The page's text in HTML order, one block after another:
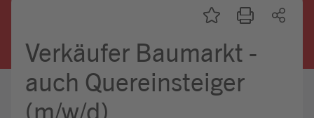
Mein Kandidat:innenprofil
Verkäufer Baumarkt -
auch Quereinsteiger
(m/w/d)